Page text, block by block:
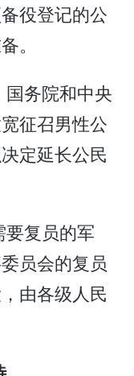
役登记的公
。
务院和中央
征召男性公
定延长公民
复员的军
员会的复员
由各级人民